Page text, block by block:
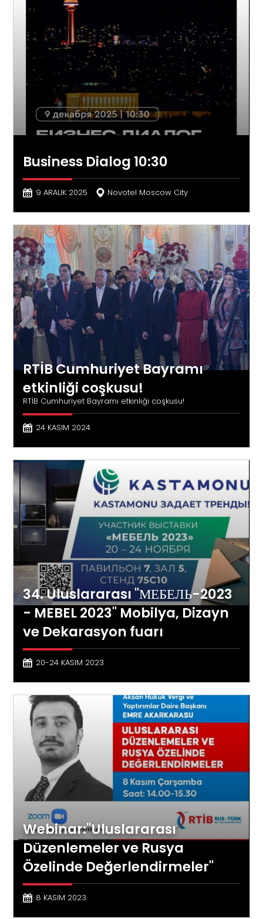
Business Dialog 10:30
9 ARALIK 2025 Novotel Moscow City
RTİB Cumhuriyet Bayramı
etkinliği coşkusu!
RTİB Cumhuriyet Bayramı etkinliği coşkusu!
24 KASIM 2024
34. Uluslararası ''МЕБЕЛЬ-2023
- MEBEL 2023'' Mobilya, Dizayn
ve Dekarasyon fuarı
20-24 KASIM 2023
Webinar:"Uluslararası
Düzenlemeler ve Rusya
Özelinde Değerlendirmeler"
8 KASIM 2023